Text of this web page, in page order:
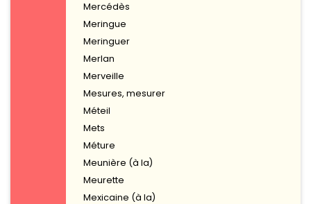
Mercédès
Meringue
Meringuer
Merlan
Merveille
Mesures, mesurer
Méteil
Mets
Méture
Meunière (à la)
Meurette
Mexicaine (à la)